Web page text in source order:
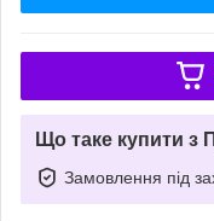
Що таке купити з
Замовлення під